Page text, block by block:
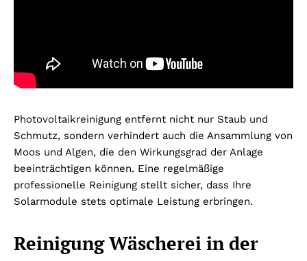
Photovoltaikreinigung entfernt nicht nur Staub und
Schmutz, sondern verhindert auch die Ansammlung von
Moos und Algen, die den Wirkungsgrad der Anlage
beeinträchtigen können. Eine regelmäßige
professionelle Reinigung stellt sicher, dass Ihre
Solarmodule stets optimale Leistung erbringen.
Reinigung Wäscherei in der